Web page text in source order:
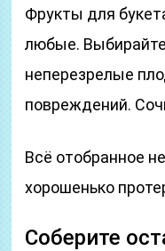
Фрукты для
любые.
неперезрелые
повреждений.
Всё отобранное
хорошенько
Соберите